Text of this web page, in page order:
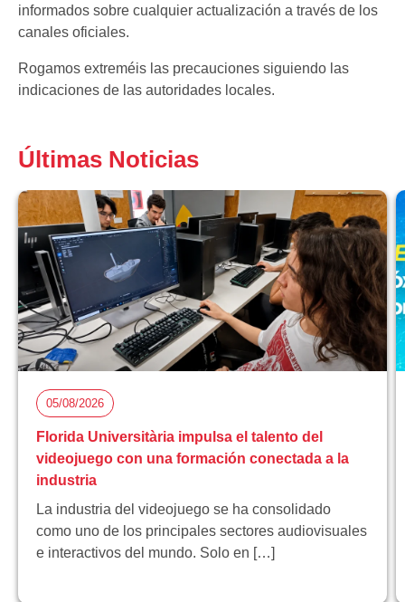
informados sobre cualquier actualización a través de los
canales oficiales.
Rogamos extreméis las precauciones siguiendo las
indicaciones de las autoridades locales.
Últimas Noticias
05/08/2026
Florida Universitària impulsa el talento del
videojuego con una formación conectada a la
industria
La industria del videojuego se ha consolidado
como uno de los principales sectores audiovisuales
e interactivos del mundo. Solo en […]